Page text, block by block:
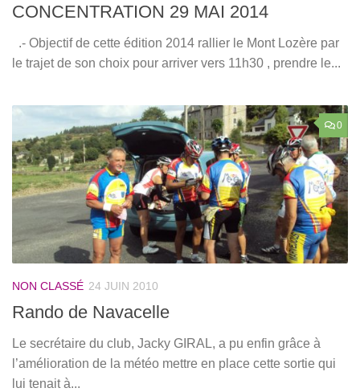
CONCENTRATION 29 MAI 2014
.- Objectif de cette édition 2014 rallier le Mont Lozère par
le trajet de son choix pour arriver vers 11h30 , prendre le...
0
NON CLASSÉ 24 JUIN 2010
Rando de Navacelle
Le secrétaire du club, Jacky GIRAL, a pu enfin grâce à
l’amélioration de la météo mettre en place cette sortie qui
lui tenait à...